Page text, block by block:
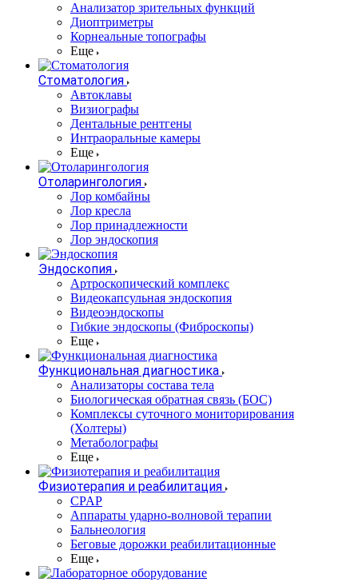
Анализатор зрительных функций
Диоптриметры
Корнеальные топографы
Еще
Стоматология
Автоклавы
Визиографы
Дентальные рентгены
Интраоральные камеры
Еще
Отоларингология
Лор комбайны
Лор кресла
Лор принадлежности
Лор эндоскопия
Эндоскопия
Артроскопический комплекс
Видеокапсульная эндоскопия
Видеоэндоскопы
Гибкие эндоскопы (Фиброcкопы)
Еще
Функциональная диагностика
Анализаторы состава тела
Биологическая обратная связь (БОС)
Комплексы суточного мониторирования
(Холтеры)
Метаболографы
Еще
Физиотерапия и реабилитация
CPAP
Аппараты ударно-волновой терапии
Бальнеология
Беговые дорожки реабилитационные
Еще